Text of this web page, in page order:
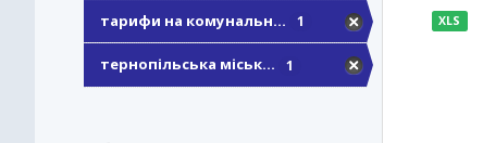
тарифи на комунальн... 1
тернопільська міськ... 1
XLS